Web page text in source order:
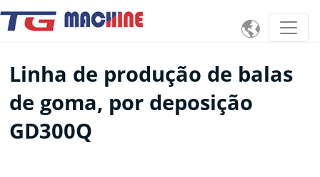

Linha de produção de balas
de goma, por deposição
GD300Q